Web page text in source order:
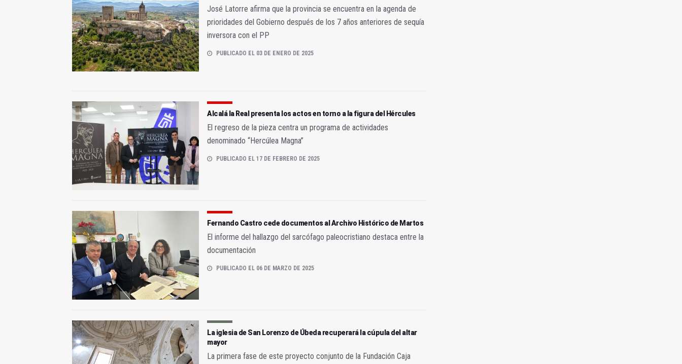
José Latorre afirma que la provincia se encuentra en la agenda de
prioridades del Gobierno después de los 7 años anteriores de sequía
inversora con el PP
PUBLICADO EL 03 DE ENERO DE 2025
Alcalá la Real presenta los actos en torno a la figura del Hércules
El regreso de la pieza centra un programa de actividades
denominado “Hercúlea Magna”
PUBLICADO EL 17 DE FEBRERO DE 2025
Fernando Castro cede documentos al Archivo Histórico de Martos
El informe del hallazgo del sarcófago paleocristiano destaca entre la
documentación
PUBLICADO EL 06 DE MARZO DE 2025
La iglesia de San Lorenzo de Úbeda recuperará la cúpula del altar
mayor
La primera fase de este proyecto conjunto de la Fundación Caja